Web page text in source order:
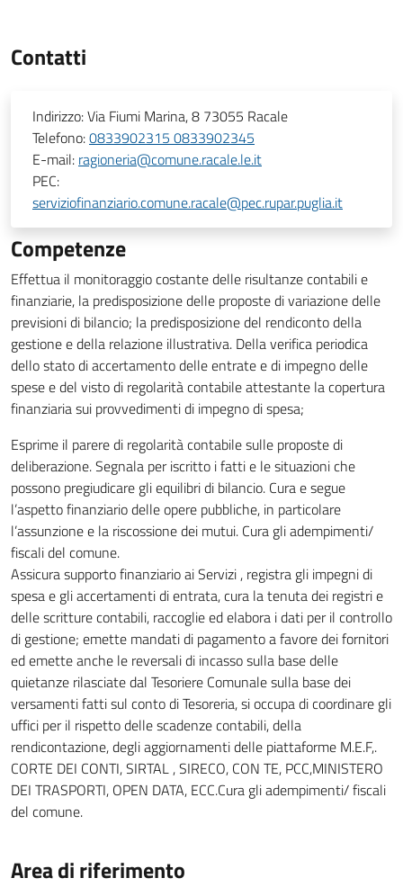
Contatti
Indirizzo:Via Fiumi Marina, 8 73055 Racale
Telefono:0833902315 0833902345
E-mail: ragioneria@comune.racale.le.it
PEC:
serviziofinanziario.comune.racale@pec.rupar.puglia.it
Competenze
Effettua il monitoraggio costante delle risultanze contabili e
finanziarie, la predisposizione delle proposte di variazione delle
previsioni di bilancio; la predisposizione del rendiconto della
gestione e della relazione illustrativa. Della verifica periodica
dello stato di accertamento delle entrate e di impegno delle
spese e del visto di regolarità contabile attestante la copertura
finanziaria sui provvedimenti di impegno di spesa;
Esprime il parere di regolarità contabile sulle proposte di
deliberazione. Segnala per iscritto i fatti e le situazioni che
possono pregiudicare gli equilibri di bilancio. Cura e segue
l’aspetto finanziario delle opere pubbliche, in particolare
l’assunzione e la riscossione dei mutui. Cura gli adempimenti/
fiscali del comune.
Assicura supporto finanziario ai Servizi , registra gli impegni di
spesa e gli accertamenti di entrata, cura la tenuta dei registri e
delle scritture contabili, raccoglie ed elabora i dati per il controllo
di gestione; emette mandati di pagamento a favore dei fornitori
ed emette anche le reversali di incasso sulla base delle
quietanze rilasciate dal Tesoriere Comunale sulla base dei
versamenti fatti sul conto di Tesoreria, si occupa di coordinare gli
uffici per il rispetto delle scadenze contabili, della
rendicontazione, degli aggiornamenti delle piattaforme M.E.F,.
CORTE DEI CONTI, SIRTAL , SIRECO, CON TE, PCC,MINISTERO
DEI TRASPORTI, OPEN DATA, ECC.Cura gli adempimenti/ fiscali
del comune.
Area di riferimento